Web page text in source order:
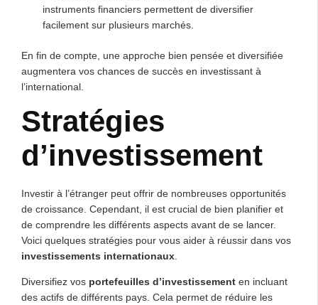
instruments financiers permettent de diversifier
facilement sur plusieurs marchés.
En fin de compte, une approche bien pensée et diversifiée
augmentera vos chances de succès en investissant à
l’international.
Stratégies
d’investissement
Investir à l’étranger peut offrir de nombreuses opportunités
de croissance. Cependant, il est crucial de bien planifier et
de comprendre les différents aspects avant de se lancer.
Voici quelques stratégies pour vous aider à réussir dans vos
investissements internationaux
Diversifiez vos portefeuilles d’investissement en incluant
des actifs de différents pays. Cela permet de réduire les